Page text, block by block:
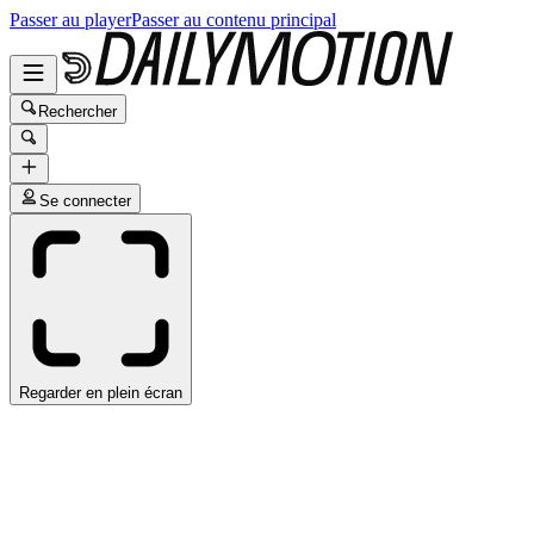
Passer au playerPasser au contenu principal
Rechercher
Se connecter
Regarder en plein écran